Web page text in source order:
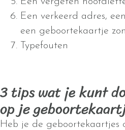
Een verkeerd adres,
een geboortekaartje
Typefouten
3 tips wat je kunt
op je
Heb je de